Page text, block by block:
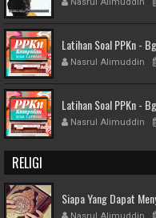
Latihan Soal PPKn -
Nasrul Alimuddin
Latihan Soal PPKn -
Nasrul Alimuddin
RELIGI
Siapa Yang Dapat